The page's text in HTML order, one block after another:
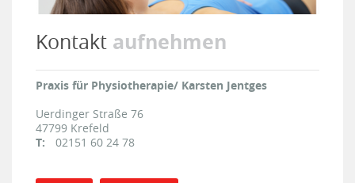
Kontakt aufnehmen
Praxis für Physiotherapie/ Karsten Jentges
Uerdinger Straße 76
47799 Krefeld
T:
02151 60 24 78